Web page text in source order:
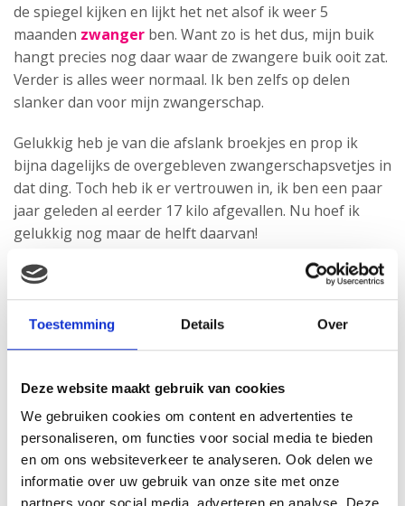
Toestemming Details Over
Deze website maakt gebruik van cookies
We gebruiken cookies om content en advertenties te
personaliseren, om functies voor social media te bieden
en om ons websiteverkeer te analyseren. Ook delen we
informatie over uw gebruik van onze site met onze
de spiegel kijken en lijkt het net alsof ik weer 5
maanden zwanger ben. Want zo is het dus, mijn buik
hangt precies nog daar waar de zwangere buik ooit zat.
Verder is alles weer normaal. Ik ben zelfs op delen
slanker dan voor mijn zwangerschap.
Gelukkig heb je van die afslank broekjes en prop ik
bijna dagelijks de overgebleven zwangerschapsvetjes in
dat ding. Toch heb ik er vertrouwen in, ik ben een paar
jaar geleden al eerder 17 kilo afgevallen. Nu hoef ik
gelukkig nog maar de helft daarvan!
Maar het blijft lastig om in de spiegel naar mezelf te
kijken. Niet lang geleden keek ik met een brede lach
naar mijn slanke lichaam. Kort erna vol trots naar mijn